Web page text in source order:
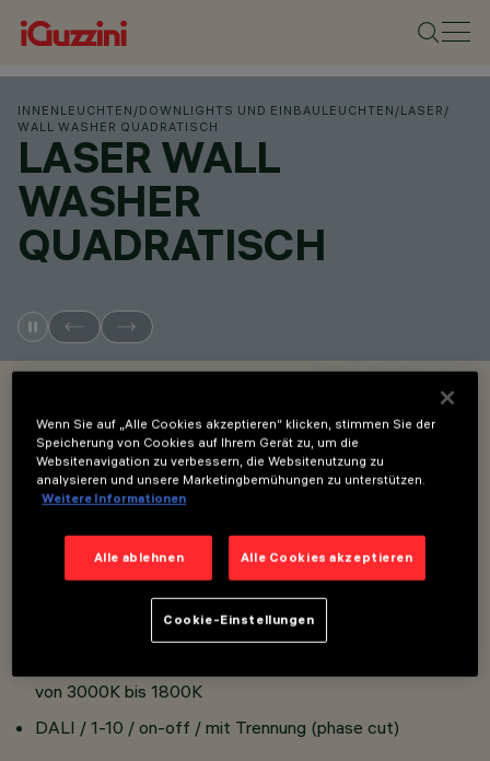
INNENLEUCHTEN /DOWNLIGHTS UND EINBAULEUCHTEN /LASER /
WALL WASHER QUADRATISCH
LASER WALL
WASHER
QUADRATISCH
PRODUKTCODES ANZEIGEN
Overview
UGR <15 für α <65°
von 3000K bis 1800K
DALI / 1-10 / on-off / mit Trennung (phase cut)
Wenn Sie auf „Alle Cookies akzeptieren“ klicken, stimmen Sie der
Speicherung von Cookies auf Ihrem Gerät zu, um die
Websitenavigation zu verbessern, die Websitenutzung zu
analysieren und unsere Marketingbemühungen zu unterstützen.
Weitere Informationen
Alle ablehnen Alle Cookies akzeptieren
Cookie-Einstellungen